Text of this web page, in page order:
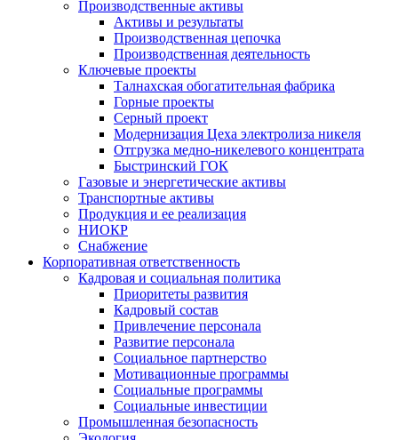
Производственные активы
Активы и результаты
Производственная цепочка
Производственная деятельность
Ключевые проекты
Талнахская обогатительная фабрика
Горные проекты
Серный проект
Модернизация Цеха электролиза никеля
Отгрузка медно-никелевого концентрата
Быстринский ГОК
Газовые и энергетические активы
Транспортные активы
Продукция и ее реализация
НИОКР
Снабжение
Корпоративная ответственность
Кадровая и социальная политика
Приоритеты развития
Кадровый состав
Привлечение персонала
Развитие персонала
Социальное партнерство
Мотивационные программы
Социальные программы
Социальные инвестиции
Промышленная безопасность